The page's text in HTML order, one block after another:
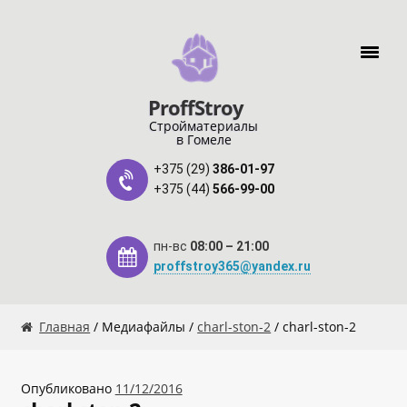
Перейти к содержимому
ProffStroy
Стройматериалы
в Гомеле
+375 (29) 386-01-97
+375 (44) 566-99-00
пн-вс 08:00 – 21:00
proffstroy365@yandex.ru
Главная
Главная / Медиафайлы /charl-ston-2 / charl-ston-2
Опубликовано 11/12/2016